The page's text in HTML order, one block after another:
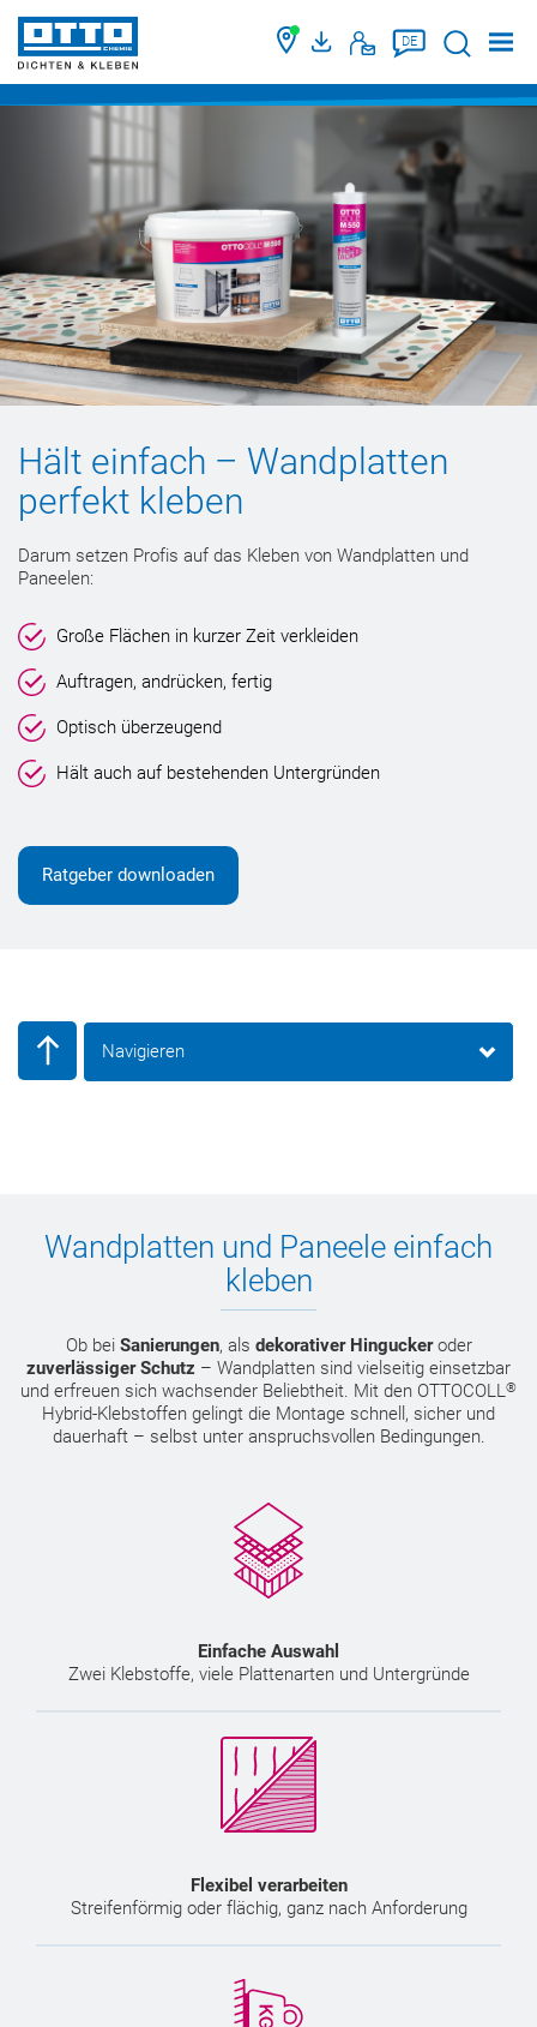
DE Suche
Hält einfach – Wandplatten
perfekt kleben
Darum setzen Profis auf das Kleben von Wandplatten und
Paneelen:
Große Flächen in kurzer Zeit verkleiden
Auftragen, andrücken, fertig
Optisch überzeugend
Hält auch auf bestehenden Untergründen
Ratgeber downloaden
Navigieren
Wandplatten und Paneele einfach
kleben
Ob bei Sanierungen, als dekorativer Hinguckeroder
zuverlässiger Schutz – Wandplatten sind vielseitig einsetzbar
und erfreuen sich wachsender Beliebtheit. Mit den OTTOCOLL®
Hybrid-Klebstoffen gelingt die Montage schnell, sicher und
dauerhaft – selbst unter anspruchsvollen Bedingungen.
Einfache Auswahl
Zwei Klebstoffe, viele Plattenarten und Untergründe
Flexibel verarbeiten
Streifenförmig oder flächig, ganz nach Anforderung